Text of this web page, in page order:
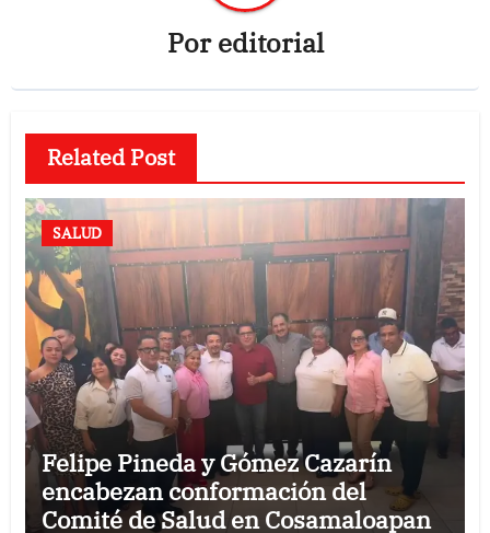
Poreditorial
Related Post
SALUD
Felipe Pineda y Gómez Cazarín
encabezan conformación del
Comité de Salud en Cosamaloapan